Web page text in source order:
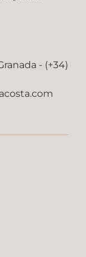
- (+34)